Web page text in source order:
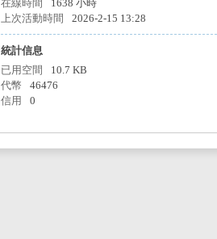
在線時間
1638 小時
上次活動時間
2026-2-15 13:28
統計信息
已用空間
10.7 KB
代幣
46476
信用
0